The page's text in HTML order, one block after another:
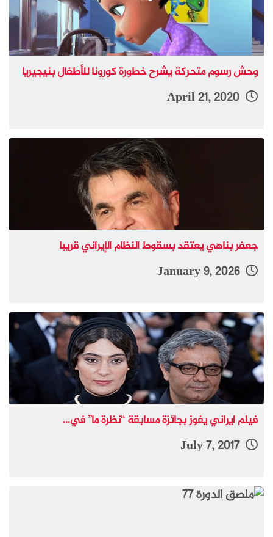
وحش رسوم متحركة يشرح خطورة كورونا للأطفال بنيجيريا
جعفر بناهي يعتقد بسقوط النظام الإيراني قريبا
January 9, 2026
فيلم ايراني يفوز بجائزة مسابقة “نظرة ما” في...
July 7, 2017